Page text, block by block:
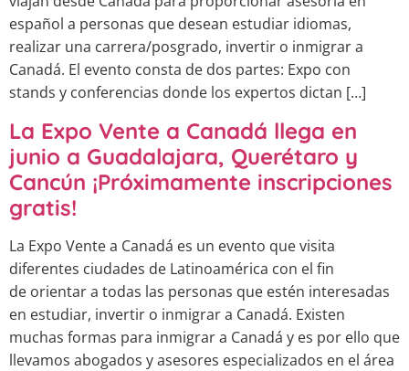
español a personas que desean estudiar idiomas,
realizar una carrera/posgrado, invertir o inmigrar a
Canadá. El evento consta de dos partes: Expo con
stands y conferencias donde los expertos dictan […]
La Expo Vente a Canadá llega en
junio a Guadalajara, Querétaro y
Cancún ¡Próximamente inscripciones
gratis!
La Expo Vente a Canadá es un evento que visita
diferentes ciudades de Latinoamérica con el fin
de orientar a todas las personas que estén interesadas
en estudiar, invertir o inmigrar a Canadá. Existen
muchas formas para inmigrar a Canadá y es por ello que
llevamos abogados y asesores especializados en el área